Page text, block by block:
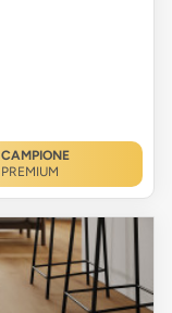
CAMPIONE
PREMIUM